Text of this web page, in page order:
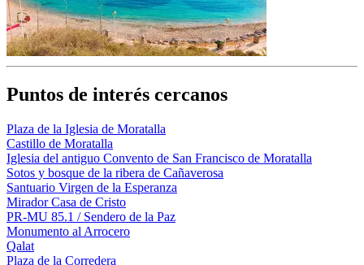
Puntos de interés cercanos
Plaza de la Iglesia de Moratalla
Castillo de Moratalla
Iglesia del antiguo Convento de San Francisco de Moratalla
Sotos y bosque de la ribera de Cañaverosa
Santuario Virgen de la Esperanza
Mirador Casa de Cristo
PR-MU 85.1 / Sendero de la Paz
Monumento al Arrocero
Qalat
Plaza de la Corredera